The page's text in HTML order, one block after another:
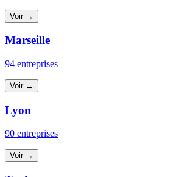
Voir →
Marseille
94 entreprises
Voir →
Lyon
90 entreprises
Voir →